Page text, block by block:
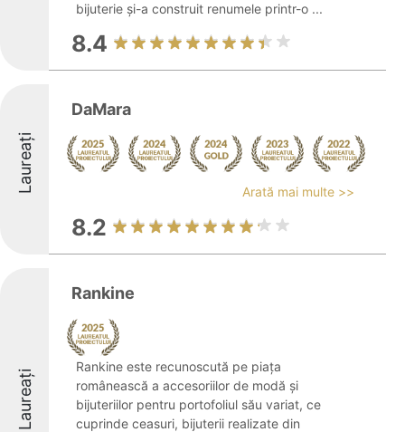
bijuterie și-a construit renumele printr-o ...
8.4
Laureați
DaMara
Arată mai multe >>
8.2
Laureați
Rankine
Rankine este recunoscută pe piața
românească a accesoriilor de modă și
bijuteriilor pentru portofoliul său variat, ce
cuprinde ceasuri, bijuterii realizate din